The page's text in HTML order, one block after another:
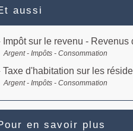
aussi
Impôt sur le revenu -
Argent - Impôts - Consommation
Taxe d'habitation sur les
Argent - Impôts - Consommation
en savoir plus